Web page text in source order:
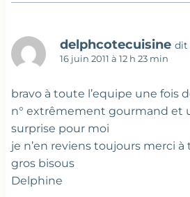
delphcotecuisine dit
16 juin 2011 à 12 h 23 min
bravo à toute l’equipe une fois
n° extrêmement gourmand et
surprise pour moi
je n’en reviens toujours merci à
gros bisous
Delphine